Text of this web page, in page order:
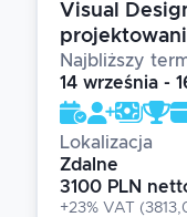
Visual
Najbliższy
14 września -
Lokalizacja
Zdalne
3100 PLN
+23% VAT (